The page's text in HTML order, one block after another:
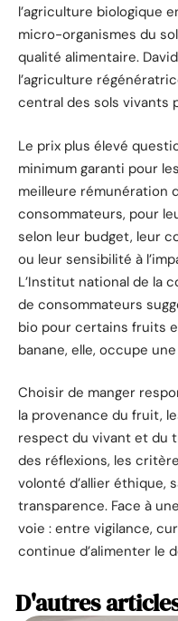
l’agriculture biologique
micro-organismes du
qualité alimentaire.
l’agriculture
central des sols vivants
Le prix plus élevé
minimum garanti pour
meilleure rémunération
consommateurs, pour
selon leur budget, leur
ou leur sensibilité à
L’Institut national de la
de consommateurs
bio pour certains fruits
banane, elle, occupe
Choisir de manger
la provenance du fruit,
respect du vivant et du
des réflexions, les
volonté d’allier éthique,
transparence. Face à
voie : entre vigilance,
continue d’alimenter le
D'autres